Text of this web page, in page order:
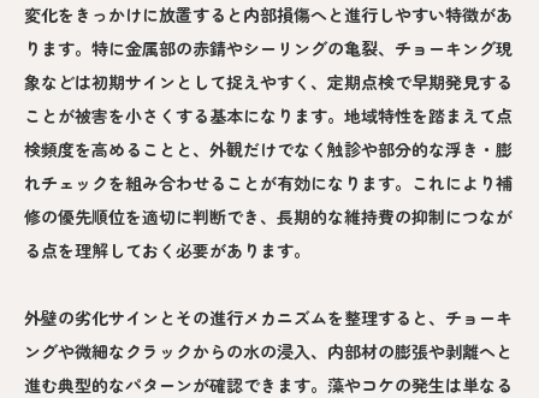
変化をきっかけに放置すると内部損傷へと進行しやすい特徴があ
ります。特に金属部の赤錆やシーリングの亀裂、チョーキング現
象などは初期サインとして捉えやすく、定期点検で早期発見する
ことが被害を小さくする基本になります。地域特性を踏まえて点
検頻度を高めることと、外観だけでなく触診や部分的な浮き・膨
れチェックを組み合わせることが有効になります。これにより補
修の優先順位を適切に判断でき、長期的な維持費の抑制につなが
る点を理解しておく必要があります。
外壁の劣化サインとその進行メカニズムを整理すると、チョーキ
ングや微細なクラックからの水の浸入、内部材の膨張や剥離へと
進む典型的なパターンが確認できます。藻やコケの発生は単なる